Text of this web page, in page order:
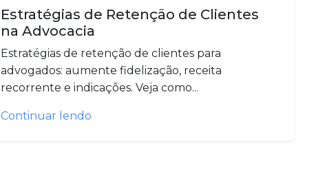
Estratégias de Retenção de Clientes
na Advocacia
Estratégias de retenção de clientes para
advogados: aumente fidelização, receita
recorrente e indicações. Veja como...
Continuar lendo